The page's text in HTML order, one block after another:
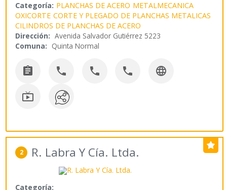
Categoría: PLANCHAS DE ACERO METALMECANICA
OXICORTE CORTE Y PLEGADO DE PLANCHAS METALICAS
CILINDROS DE PLANCHAS DE ACERO
Dirección: Avenida Salvador Gutiérrez 5223
Comuna: Quinta Normal
    

2 R. Labra Y Cía. Ltda.
Categoría: